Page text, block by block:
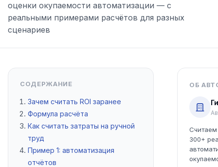
оценки окупаемости автоматизации — с
реальными примерами расчётов для разных
сценариев
СОДЕРЖАНИЕ
Зачем считать ROI заранее
Формула расчёта
Как считать затраты на ручной
труд
Пример 1: автоматизация
отчётов
ОБ
Считаем
300+